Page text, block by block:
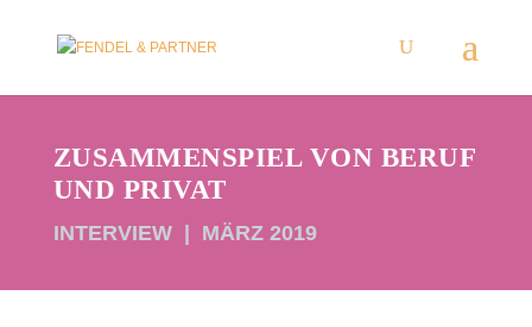
ZUSAMMENSPIEL VON BERUF
UND PRIVAT
INTERVIEW | MÄRZ 2019